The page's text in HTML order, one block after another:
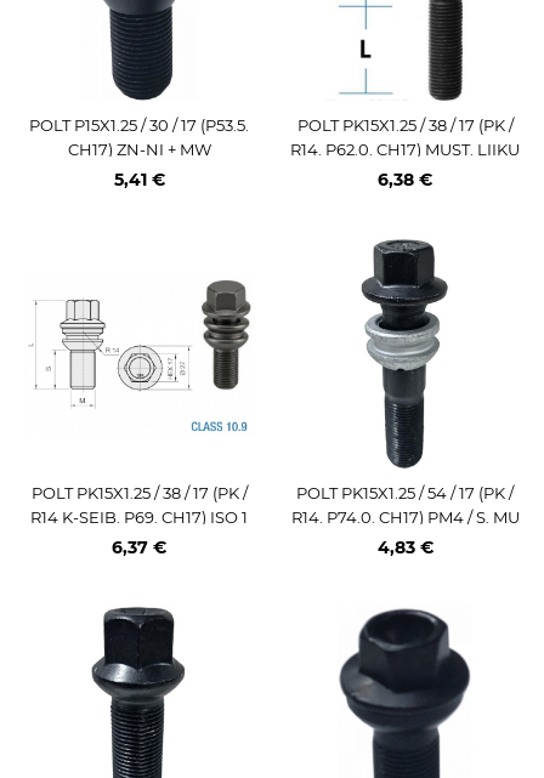
POLT P15X1.25 / 30 / 17 (P53.5.
CH17) ZN-NI + MW
5,41 €
POLT PK15X1.25 / 38 / 17 (PK /
R14. P62.0. CH17) MUST. LIIKU
V SEIB
6,38 €
POLT PK15X1.25 / 38 / 17 (PK /
R14 K-SEIB. P69. CH17) ISO 1
0.9. ZN-NI. MUST
6,37 €
POLT PK15X1.25 / 54 / 17 (PK /
R14. P74.0. CH17) PM4 / S. MU
ST. LIIKUV SEIB (MER)
4,83 €